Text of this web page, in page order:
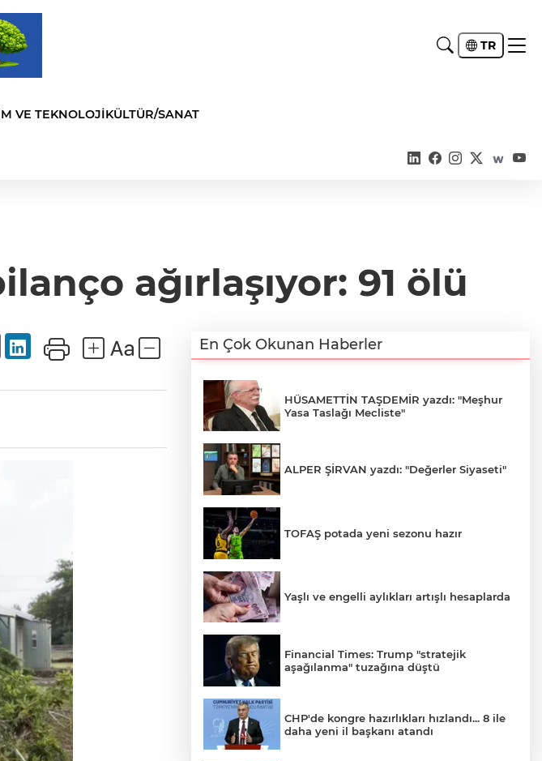
TR
VE TEKNOLOJİKÜLTÜR/SANAT
ağırlaşıyor: 91 ölü
En Çok Okunan Haberler
HÜSAMETTİN TAŞDEMİR yazdı: "Meşhur
Yasa Taslağı Mecliste"
ALPER ŞİRVAN yazdı: "Değerler Siyaseti"
TOFAŞ potada yeni sezonu hazır
Yaşlı ve engelli aylıkları artışlı hesaplarda
Financial Times: Trump "stratejik
aşağılanma" tuzağına düştü
CHP'de kongre hazırlıkları hızlandı... 8 ile
daha yeni il başkanı atandı